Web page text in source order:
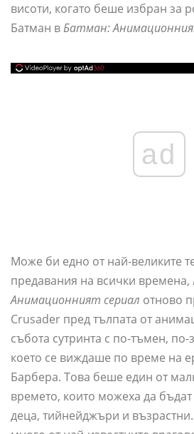
висоти, когато беше избран за
Батман вБатман:
ad
Може би едно от най-великите
предавания на всички времена,
Анимационният сериал отново
Crusader пред тълпата от
събота сутринта с по-тъмен, по-
което се виждаше по време на
Барбера. Това беше един от
времето, които можеха да
деца, тийнейджъри и